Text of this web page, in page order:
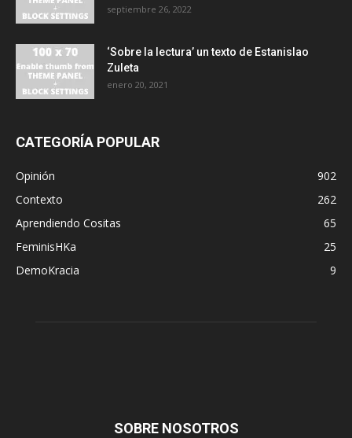
septiembre 26, 2022
‘Sobre la lectura’ un texto de Estanislao
Zuleta
enero 20, 2021
CATEGORÍA POPULAR
Opinión
902
Contexto
262
Aprendiendo Cositas
65
FeminisHKa
25
DemoKracia
9
SOBRE NOSOTROS